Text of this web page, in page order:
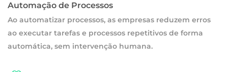
Automação de Processos
Ao automatizar processos, as empresas reduzem erros
ao executar tarefas e processos repetitivos de forma
automática, sem intervenção humana.